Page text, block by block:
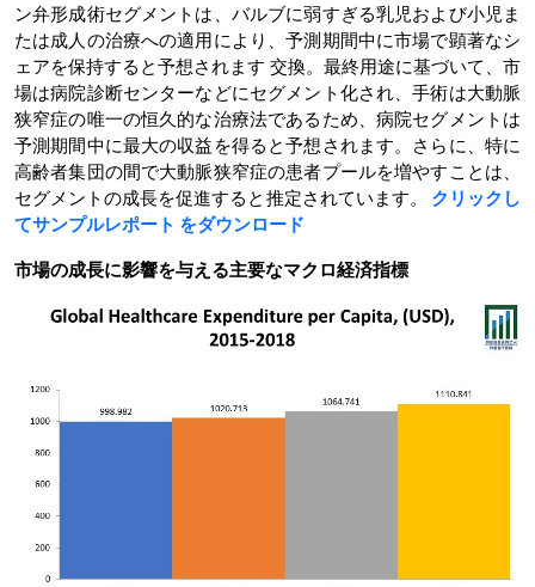
ン弁形成術セグメントは、バルブに弱すぎる乳児および小児ま
たは成人の治療への適用により、予測期間中に市場で顕著なシ
ェアを保持すると予想されます 交換。最終用途に基づいて、市
場は病院診断センターなどにセグメント化され、手術は大動脈
狭窄症の唯一の恒久的な治療法であるため、病院セグメントは
予測期間中に最大の収益を得ると予想されます。さらに、特に
高齢者集団の間で大動脈狭窄症の患者プールを増やすことは、
セグメントの成長を促進すると推定されています。
クリックし
てサンプルレポート をダウンロード
市場の成長に影響を与える主要なマクロ経済指標